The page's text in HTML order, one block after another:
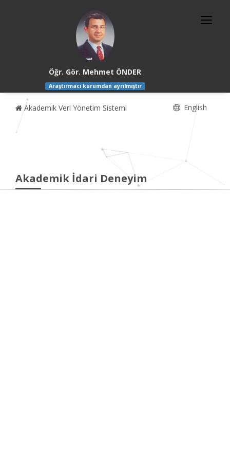
Öğr. Gör. Mehmet ÖNDER
Araştırmacı kurumdan ayrılmıştır
Akademik Veri Yönetim Sistemi English
Akademik İdari Deneyim